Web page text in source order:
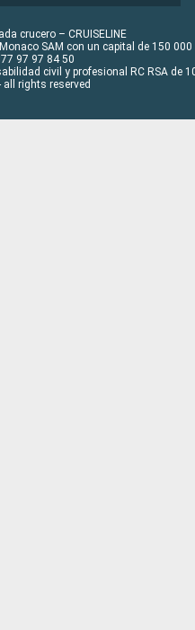
crucero – CRUISELINE
SAM con un capital de 150 000
97 97 84 50
civil y profesional RC RSA de
all rights reserved